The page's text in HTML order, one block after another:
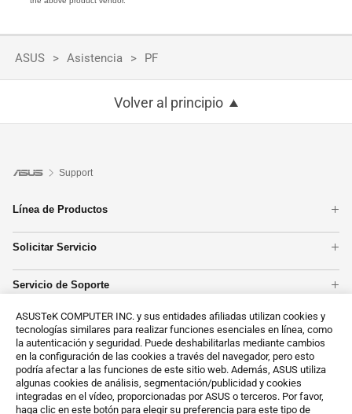
ASUSTeK COMPUTER INC. y sus entidades afiliadas utilizan cookies y
tecnologías similares para realizar funciones esenciales en línea, como
la autenticación y seguridad. Puede deshabilitarlas mediante cambios
en la configuración de las cookies a través del navegador, pero esto
podría afectar a las funciones de este sitio web. Además, ASUS utiliza
algunas cookies de análisis, segmentación/publicidad y cookies
integradas en el vídeo, proporcionadas por ASUS o terceros. Por favor,
haga clic en este botón para elegir su preferencia para este tipo de
ASUS Asistencia PF
Volver al principio
Support
Línea de Productos
Portátiles
Placas base
Tarjetas Gráficas
Smartphones
Redes
Mostrar todos los productos
Solicitar Servicio
Comprobación de Garantía
Estado de reparación
Servicio de Soporte
Vídeos de Soporte ASUS
Contáctanos
Llámanos
MyASUS
Solicitud del cliente sobre datos personales
Sobre RSC (en inglés)